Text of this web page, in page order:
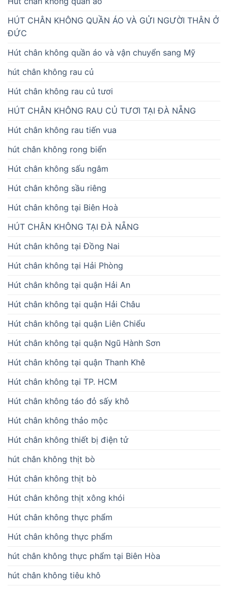
HÚT CHÂN KHÔNG QUẦN ÁO VÀ GỬI NGƯỜI THÂN Ở
ĐỨC
Hút chân không quần áo và vận chuyển sang Mỹ
hút chân không rau củ
Hút chân không rau củ tươi
HÚT CHÂN KHÔNG RAU CỦ TƯƠI TẠI ĐÀ NẴNG
Hút chân không rau tiến vua
hút chân không rong biển
Hút chân không sấu ngâm
Hút chân không sầu riêng
Hút chân không tại Biên Hoà
HÚT CHÂN KHÔNG TẠI ĐÀ NẴNG
Hút chân không tại Đồng Nai
Hút chân không tại Hải Phòng
Hút chân không tại quận Hải An
Hút chân không tại quận Hải Châu
Hút chân không tại quận Liên Chiểu
Hút chân không tại quận Ngũ Hành Sơn
Hút chân không tại quận Thanh Khê
Hút chân không tại TP. HCM
Hút chân không táo đỏ sấy khô
Hút chân không thảo mộc
Hút chân không thiết bị điện tử
hút chân không thịt bò
Hút chân không thịt bò
Hút chân không thịt xông khói
Hút chân không thực phẩm
Hút chân không thực phẩm
hút chân không thực phẩm tại Biên Hòa
hút chân không tiêu khô